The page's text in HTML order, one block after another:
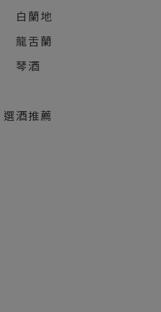
白蘭地
龍舌蘭
琴酒
選酒推薦